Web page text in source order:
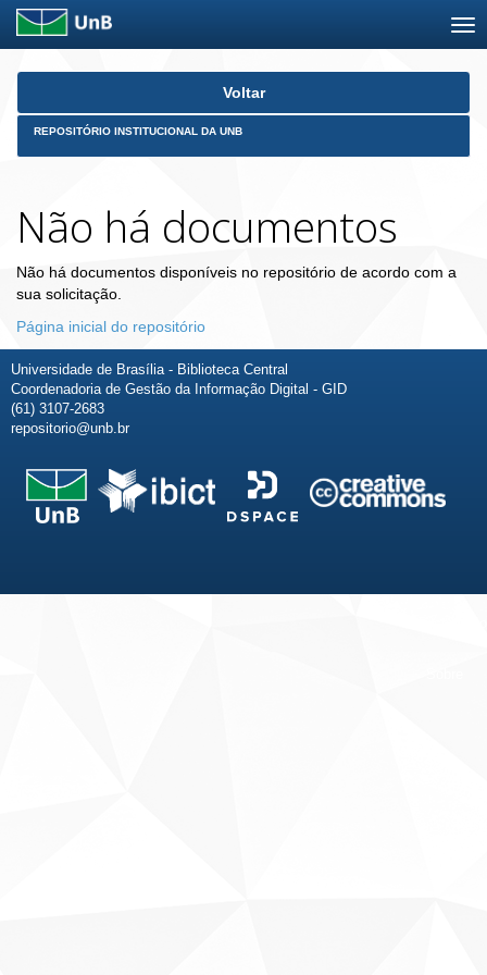
Skip
Voltar
REPOSITÓRIO INSTITUCIONAL DA UNB
Não há documentos
Não há documentos disponíveis no repositório de acordo com a
sua solicitação.
Página inicial do repositório
Universidade de Brasília - Biblioteca Central
Coordenadoria de Gestão da Informação Digital - GID
(61) 3107-2683
repositorio@unb.br